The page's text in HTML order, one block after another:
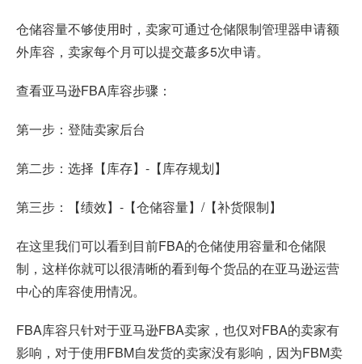
仓储容量不够使用时，卖家可通过仓储限制管理器申请额
外库容，卖家每个月可以提交蕞多5次申请。
查看亚马逊FBA库容步骤：
第一步：登陆卖家后台
第二步：选择【库存】-【库存规划】
第三步：【绩效】-【仓储容量】/【补货限制】
在这里我们可以看到目前FBA的仓储使用容量和仓储限
制，这样你就可以很清晰的看到每个货品的在亚马逊运营
中心的库容使用情况。
FBA库容只针对于亚马逊FBA卖家，也仅对FBA的卖家有
影响，对于使用FBM自发货的卖家没有影响，因为FBM卖